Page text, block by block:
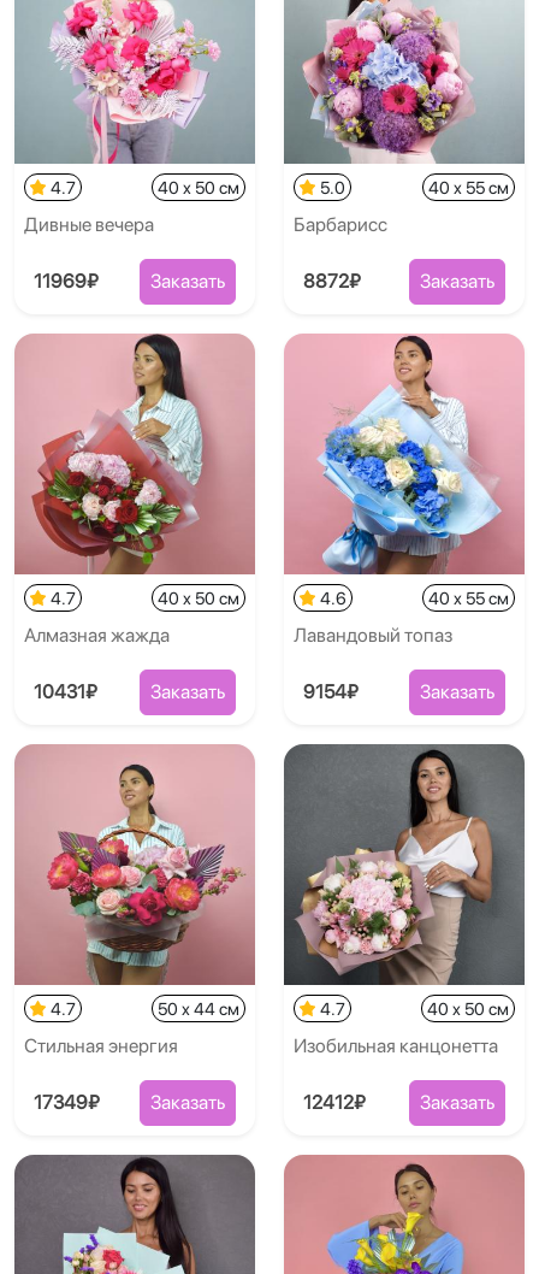
4.7 40 x 50 см
Дивные вечера
11969₽ Заказать
5.0 40 x 55 см
Барбарисс
8872₽ Заказать
4.7 40 x 50 см
Алмазная жажда
10431₽ Заказать
4.6 40 x 55 см
Лавандовый топаз
9154₽ Заказать
4.7 50 x 44 см
Стильная энергия
17349₽ Заказать
4.7 40 x 50 см
Изобильная канцонетта
12412₽ Заказать